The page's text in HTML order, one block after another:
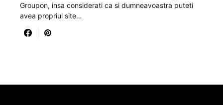
Groupon, insa considerati ca si dumneavoastra puteti
avea propriul site…